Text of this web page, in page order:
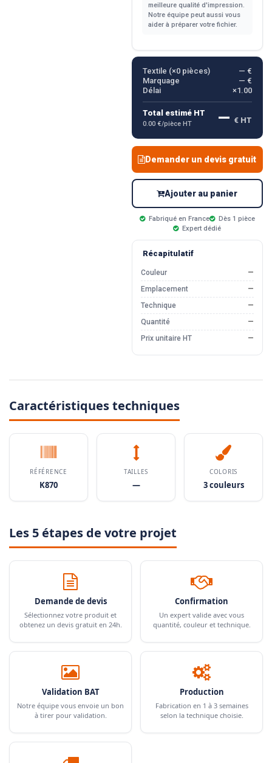
meilleure qualité d'impression.
Notre équipe peut aussi vous
aider à préparer votre fichier.
Textile (×0pièces)
— €
Marquage
— €
Délai
×1.00
Total estimé HT
0.00 €/pièce HT — € HT
Demander un devis gratuit
Ajouter au panier
Fabriqué en France
Dès 1 pièce
Expert dédié
Récapitulatif
Couleur
—
Emplacement
—
Technique
—
Quantité
—
Prix unitaire HT
—
Caractéristiques techniques
RÉFÉRENCE
K870
TAILLES
—
COLORIS
3 couleurs
Les 5 étapes de votre projet
Demande de devis
Sélectionnez votre produit et
obtenez un devis gratuit en 24h.
Confirmation
Un expert valide avec vous
quantité, couleur et technique.
Validation BAT
Notre équipe vous envoie un bon
à tirer pour validation.
Production
Fabrication en 1 à 3 semaines
selon la technique choisie.